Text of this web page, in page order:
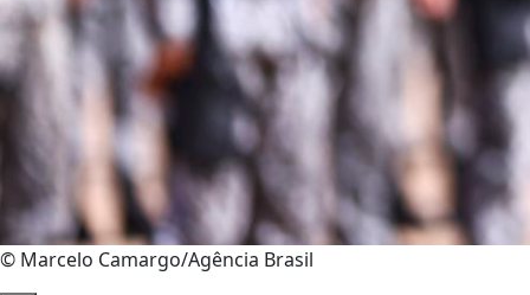
© Marcelo Camargo/Agência Brasil